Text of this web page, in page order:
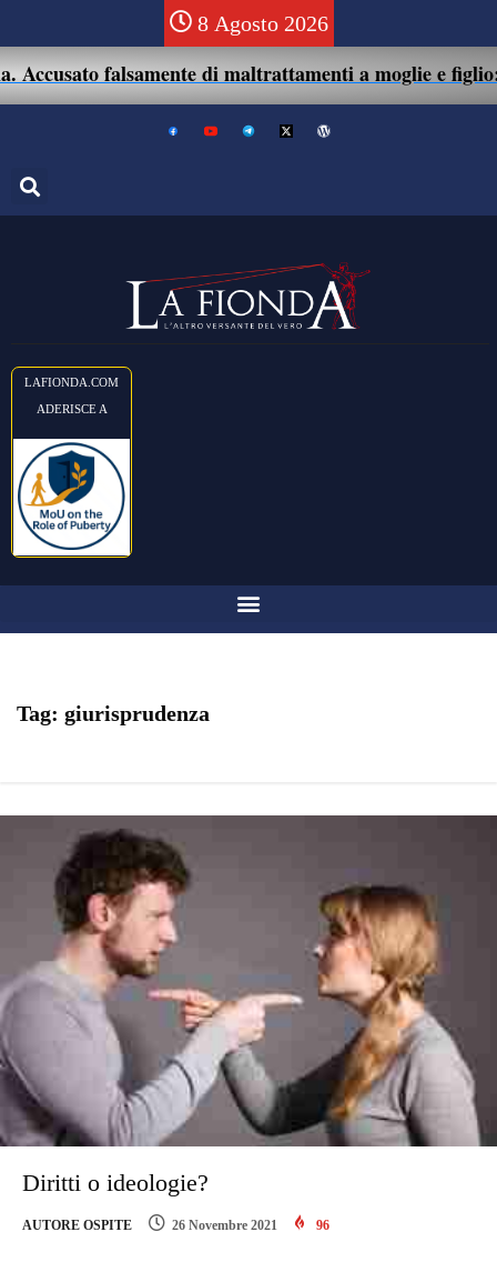
8 Agosto 2026
falsamente di maltrattamenti a moglie e figlio:
LAFIONDA.COM
ADERISCE A
Tag: giurisprudenza
Diritti o ideologie?
AUTORE OSPITE 26 Novembre 2021 96